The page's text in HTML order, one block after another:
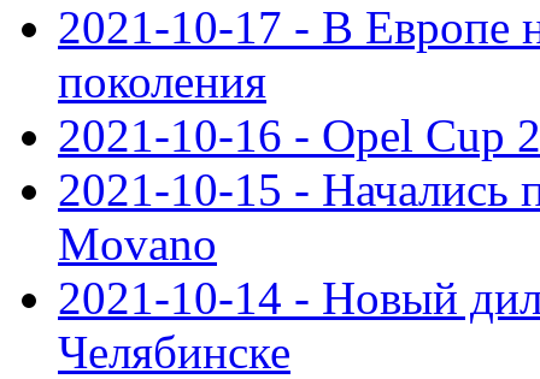
2021-10-17 - В Европе
поколения
2021-10-16 - Opel Cup
2021-10-15 - Начались
Movano
2021-10-14 - Новый
Челябинске